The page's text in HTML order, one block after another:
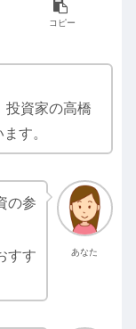
コピー
投資家の高橋
す。
あなた
の参
すす